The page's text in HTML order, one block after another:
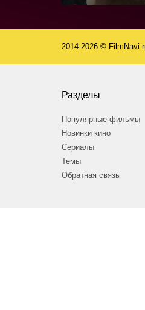
2014-2026 ©
Разделы
Популярные фильмы
Новинки кино
Сериалы
Темы
Обратная связь